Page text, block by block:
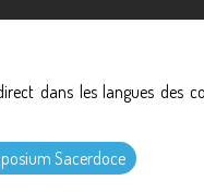
dans les langues des
Sacerdoce